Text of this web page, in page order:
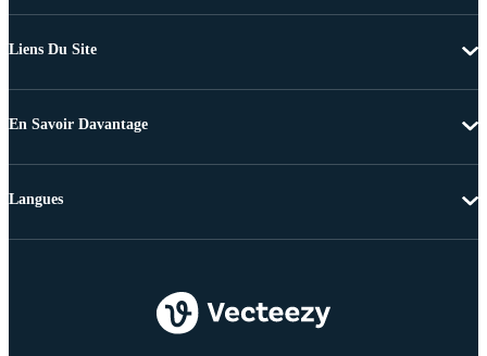
Liens Du Site
En Savoir Davantage
Langues